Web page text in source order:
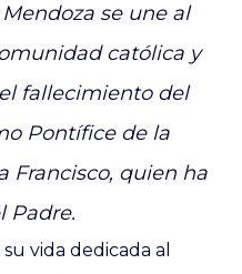
se une al
católica y
fallecimiento del
Pontífice de la
Francisco, quien ha
Padre.
vida dedicada al